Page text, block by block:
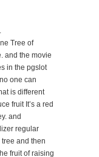
Tree of
and the movie
in the pgslot
one can
is different
fruit It’s a red
and
regular
and then
fruit of raising